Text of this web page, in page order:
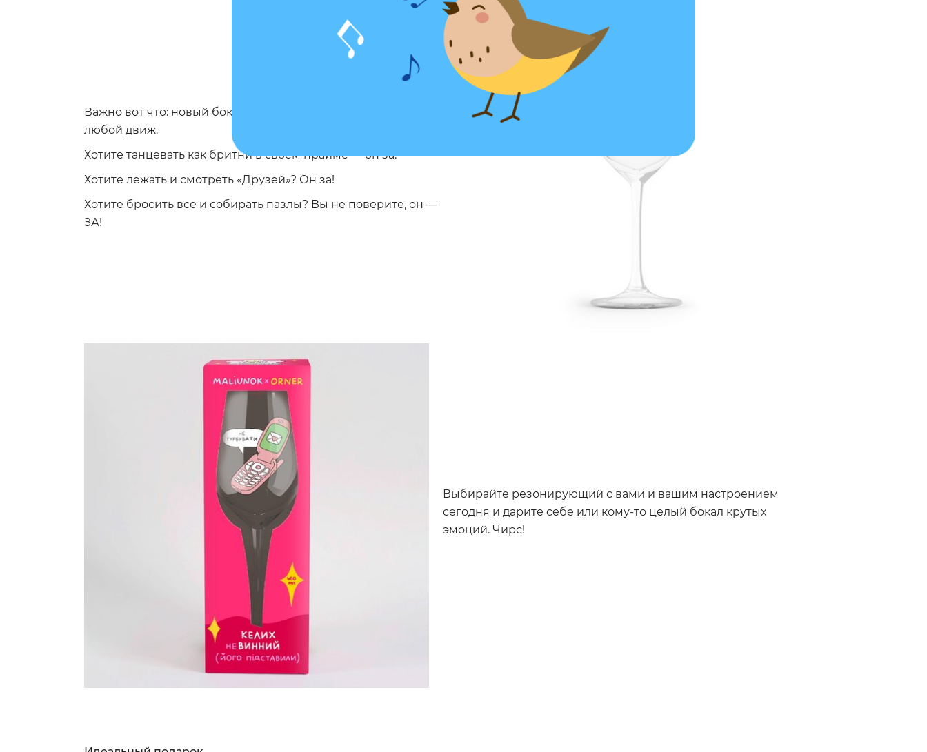
Важно вот что: новый бокал от ORNER и MALIUNOK — за
любой движ.
Хотите танцевать как бритни в своем прайме — он за.
Хотите лежать и смотреть «Друзей»? Он за!
Хотите бросить все и собирать пазлы? Вы не поверите, он —
ЗА!
Выбирайте резонирующий с вами и вашим настроением
сегодня и дарите себе или кому-то целый бокал крутых
эмоций. Чирс!